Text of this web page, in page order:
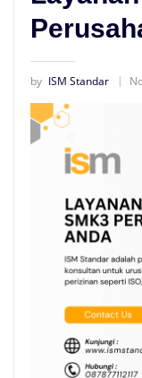
by ISM Standar